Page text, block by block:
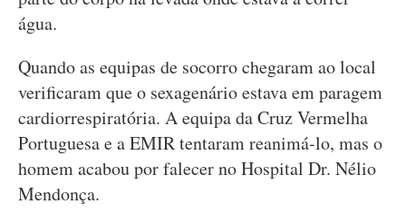
água.
Quando as equipas de socorro chegaram ao local
verificaram que o sexagenário estava em paragem
cardiorrespiratória. A equipa da Cruz Vermelha
Portuguesa e a EMIR tentaram reanimá-lo, mas o
homem acabou por falecer no Hospital Dr. Nélio
Mendonça.